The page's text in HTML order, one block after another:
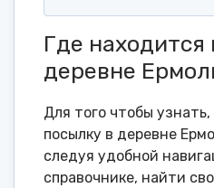
Где находится
деревне
Для того чтобы
посылку в деревне
следуя удобной
справочнике, найти